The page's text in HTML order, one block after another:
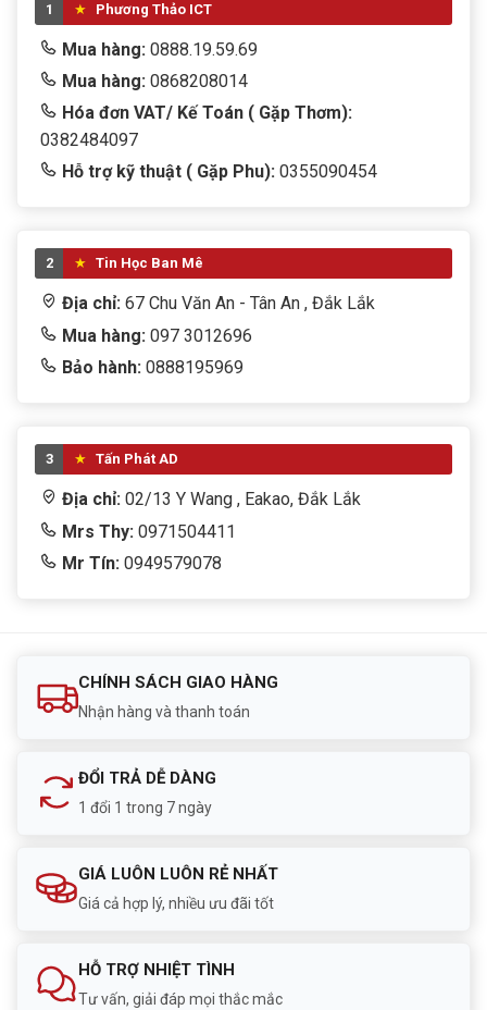
1 Phương Thảo ICT
Mua hàng: 0888.19.59.69
Mua hàng: 0868208014
Hóa đơn VAT/ Kế Toán ( Gặp Thơm):
0382484097
Hỗ trợ kỹ thuật ( Gặp Phu): 0355090454
2 Tin Học Ban Mê
Địa chỉ: 67 Chu Văn An - Tân An , Đắk Lắk
Mua hàng: 097 3012696
Bảo hành: 0888195969
3 Tấn Phát AD
Địa chỉ: 02/13 Y Wang , Eakao, Đắk Lắk
Mrs Thy: 0971504411
Mr Tín: 0949579078
CHÍNH SÁCH GIAO HÀNG
Nhận hàng và thanh toán
ĐỔI TRẢ DỄ DÀNG
1 đổi 1 trong 7 ngày
GIÁ LUÔN LUÔN RẺ NHẤT
Giá cả hợp lý, nhiều ưu đãi tốt
HỖ TRỢ NHIỆT TÌNH
Tư vấn, giải đáp mọi thắc mắc